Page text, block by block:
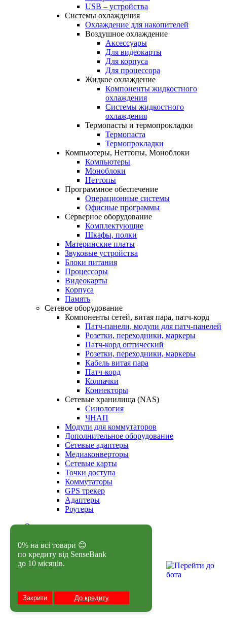
USB – устройства
Системы охлаждения
Охлаждение для накопителей
Воздушное охлаждение
Аксессуары
Для видеокарты
Для корпуса
Для процессора
Жидкое охлаждение
Компоненты жидкостного
охлаждения
Системы жидкостного
охлаждения
Термопасты и термопрокладки
Термопаста
Термопрокладки
Компьютеры, Неттопы, Моноблоки
Компьютеры
Моноблоки
Неттопы
Программное обеспечение
Операционные системы
Офисные программы
Серверное оборудование
Комплектующие
Шкафы, полки
Материнские платы
Звуковые устройства
Блоки питания
Процессоры
Видеокарты
Корпуса
Память
Сетевое оборудование
Компоненты сетей, витая пара, патч-корд
Патч-панели, модули для патч-панелей
Розетки, переходники, маркеры
Патч-корд оптический
Розетки, переходники, маркеры
Кабель витая пара
Патч-корд
Колпачки
Коннекторы
Сетевые хранилища (NAS)
Синология
ЧНАП
Модули для коммутаторов
Дополнительное оборудование
Сетевые адаптеры
Медиаконверторы
Сетевые карты
Точки доступа
Коммутаторы
GPS трекер
Адаптеры
Роутеры
О нас
Товары в кредит
Контактная информация
Обмен и возврат
0% на всі товари 😊
по кредиту від SenseBank
до 10 місяців.
Закрити До кредиту